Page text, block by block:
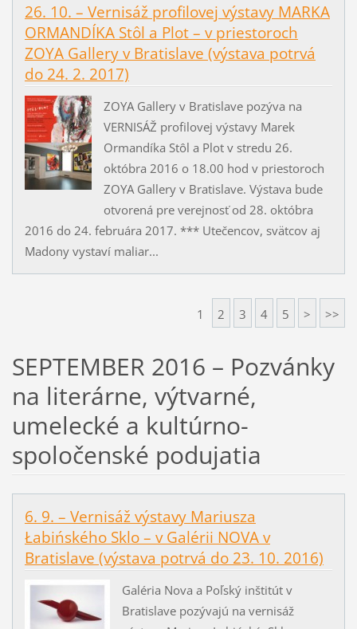
26. 10. – Vernisáž profilovej výstavy MARKA
ORMANDÍKA Stôl a Plot – v priestoroch
ZOYA Gallery v Bratislave (výstava potrvá
do 24. 2. 2017)
ZOYA Gallery v Bratislave pozýva na
VERNISÁŽ profilovej výstavy Marek
Ormandíka Stôl a Plot v stredu 26.
októbra 2016 o 18.00 hod v priestoroch
ZOYA Gallery v Bratislave. Výstava bude
otvorená pre verejnosť od 28. októbra
2016 do 24. februára 2017. *** Utečencov, svätcov aj
Madony vystaví maliar...
1 2 3 4 5 > >>
SEPTEMBER 2016 – Pozvánky
na literárne, výtvarné,
umelecké a kultúrno-
spoločenské podujatia
6. 9. – Vernisáž výstavy Mariusza
Łabińského Sklo – v Galérii NOVA v
Bratislave (výstava potrvá do 23. 10. 2016)
Galéria Nova a Poľský inštitút v
Bratislave pozývajú na vernisáž